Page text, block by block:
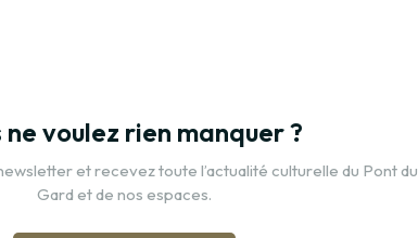
ne voulez rien manquer ?
et recevez toute l’actualité culturelle du Pont du
Gard et de nos espaces.